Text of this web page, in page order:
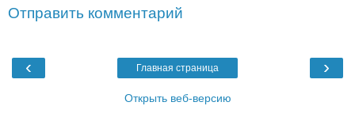
Отправить комментарий
‹ ›
Главная страница
Открыть веб-версию